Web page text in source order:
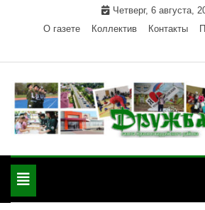
Четверг, 6 августа,
О газете
Коллектив Контакты
"Дружба" —
Красногвардейского района
Toggle
navigation